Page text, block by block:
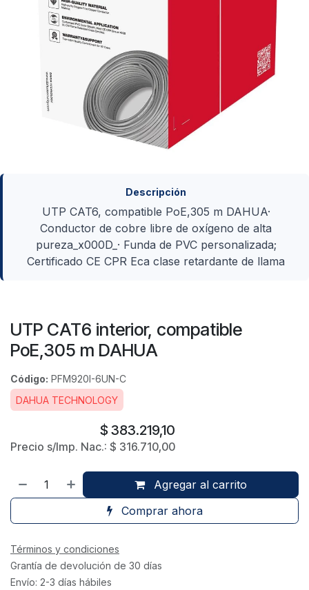
Descripción
UTP CAT6, compatible PoE,305 m DAHUA·
Conductor de cobre libre de oxígeno de alta
pureza_x000D_· Funda de PVC personalizada;
Certificado CE CPR Eca clase retardante de llama
UTP CAT6 interior, compatible
PoE,305 m DAHUA
Código: PFM920I-6UN-C
DAHUA TECHNOLOGY
$ 383.219,10
Precio s/Imp. Nac.: $ 316.710,00
Agregar al carrito
Comprar ahora
Términos y condiciones
Grantía de devolución de 30 días
Envío: 2-3 días hábiles